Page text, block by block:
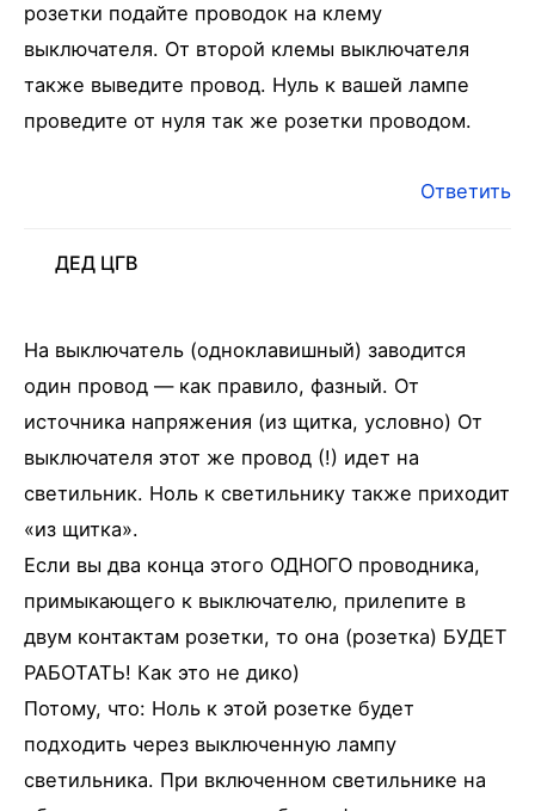
розетки подайте проводок на клему
выключателя. От второй клемы выключателя
также выведите провод. Нуль к вашей лампе
проведите от нуля так же розетки проводом.
Ответить
ДЕД ЦГВ
На выключатель (одноклавишный) заводится
один провод — как правило, фазный. От
источника напряжения (из щитка, условно) От
выключателя этот же провод (!) идет на
светильник. Ноль к светильнику также приходит
«из щитка».
Если вы два конца этого ОДНОГО проводника,
примыкающего к выключателю, прилепите в
двум контактам розетки, то она (розетка) БУДЕТ
РАБОТАТЬ! Как это не дико)
Потому, что: Ноль к этой розетке будет
подходить через выключенную лампу
светильника. При включенном светильнике на